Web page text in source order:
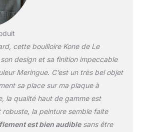
à la large ouverture du
extérieur Contenu : 1x Le
Creuset Bouilloire Kone
Pour Cuisinière avec
Sifflement, Capacité : 1,6
l, Matériau : Acier au
carbone émaillé des deux
côtés, Dimensions : 25,2
x 20 x 24 cm, Poids :
cette bouilloire Kone de Le
design et sa finition impeccable
Meringue. C’est un très bel objet
sa place sur ma plaque à
la qualité haut de gamme est
robuste, la peinture semble faite
est bien audiblesans être